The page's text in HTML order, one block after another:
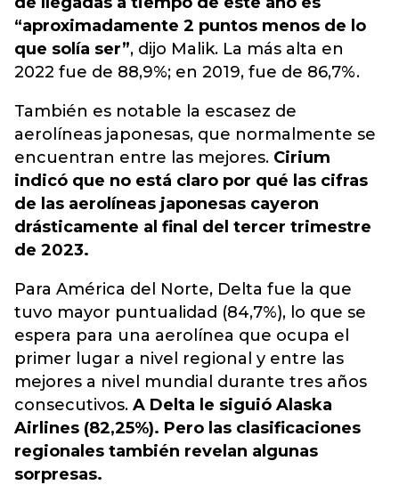
“aproximadamente 2 puntos menos de lo
que solía ser”, dijo Malik. La más alta en
2022 fue de 88,9%; en 2019, fue de 86,7%.
También es notable la escasez de
aerolíneas japonesas, que normalmente se
encuentran entre las mejores. Cirium
indicó que no está claro por qué las cifras
de las aerolíneas japonesas cayeron
drásticamente al final del tercer trimestre
de 2023.
Para América del Norte, Delta fue la que
tuvo mayor puntualidad (84,7%), lo que se
espera para una aerolínea que ocupa el
primer lugar a nivel regional y entre las
mejores a nivel mundial durante tres años
consecutivos. A Delta le siguió Alaska
Airlines (82,25%). Pero las clasificaciones
regionales también revelan algunas
sorpresas.